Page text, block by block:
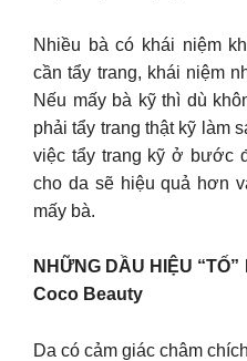
Nhiều bà có khái niệm
cần tẩy trang, khái niệm
Nếu mấy bà kỹ thì dù
phải tẩy trang thật kỹ làm
việc tẩy trang kỹ ở bước
cho da sẽ hiệu quả hơn
mấy bà.
NHỮNG DẦU HIỆU
Coco Beauty
Da có cảm giác châm chích